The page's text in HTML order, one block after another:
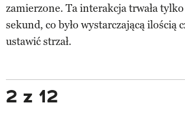
zamierzone. Ta interakcja trwała tylko
sekund, co było wystarczającą ilością
ustawić strzał.
2 z 12